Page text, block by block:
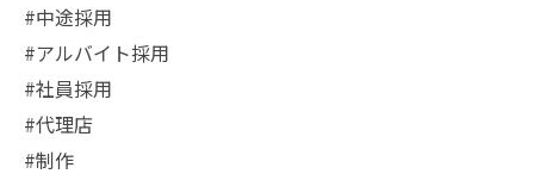
#中途採用
#アルバイト採用
#社員採用
#代理店
#制作